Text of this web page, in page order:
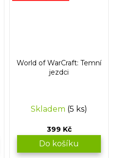
World of WarCraft: Temní
jezdci
Skladem (5 ks)
399 Kč
Do košíku